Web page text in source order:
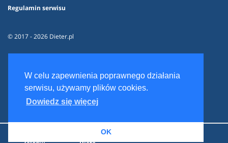
W celu zapewnienia poprawnego działania
serwisu, używamy plików cookies.
Dowiedz się więcej
OK
Regulamin serwisu
© 2017 - 2026 Dieter.pl